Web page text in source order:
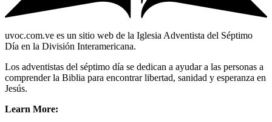
uvoc.com.ve es un sitio web de la Iglesia Adventista del Séptimo
Día en la División Interamericana.
Los adventistas del séptimo día se dedican a ayudar a las personas a
comprender la Biblia para encontrar libertad, sanidad y esperanza en
Jesús.
Learn More: